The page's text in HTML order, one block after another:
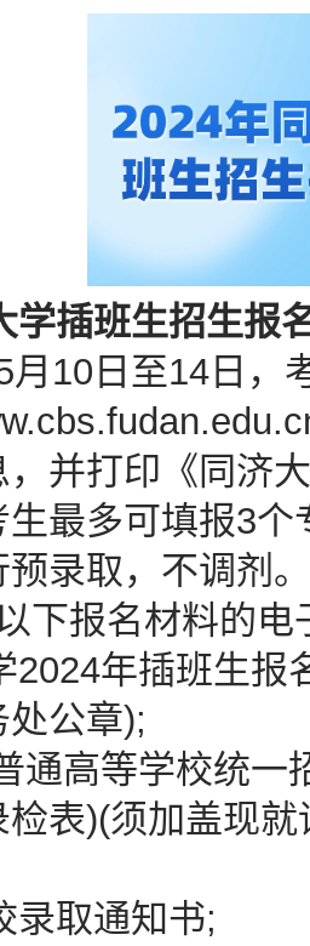
学插班生招生报
月10日至14日，
并打印《同济
最多可填报3
录取，不调剂。
下报名材料的电
2024年插班生
公章);
通高等学校统
表)(须加盖现
录取通知书;